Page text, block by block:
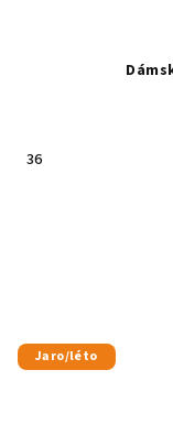
36
Jaro/léto